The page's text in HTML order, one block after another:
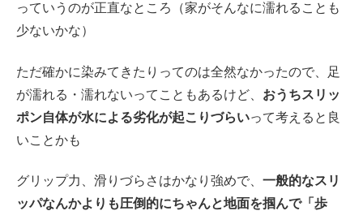
っていうのが正直なところ（家がそんなに濡れることも
少ないかな）
ただ確かに染みてきたりってのは全然なかったので、足
が濡れる・濡れないってこともあるけど、 おうちスリッ
ポン自体が水による劣化が起こりづらいって考えると良
いことかも
グリップ力、滑りづらさはかなり強めで、 一般的なスリ
ッパなんかよりも圧倒的にちゃんと地面を掴んで「歩